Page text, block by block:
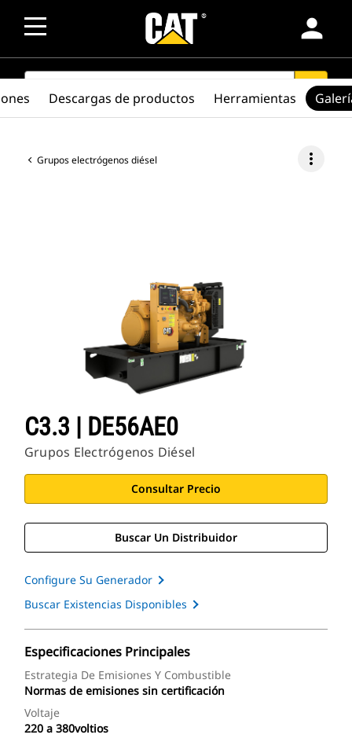
person
SEARCH search
Grupos electrógenos diésel more_vert
C3.3 | DE56AE0
Grupos Electrógenos Diésel
Consultar Precio
Buscar Un Distribuidor
Configure Su Generador
Buscar Existencias Disponibles
Especificaciones Principales
Estrategia De Emisiones Y Combustible
Normas de emisiones sin certificación
Voltaje
220 a 380voltios
Descargas de productos Herramientas